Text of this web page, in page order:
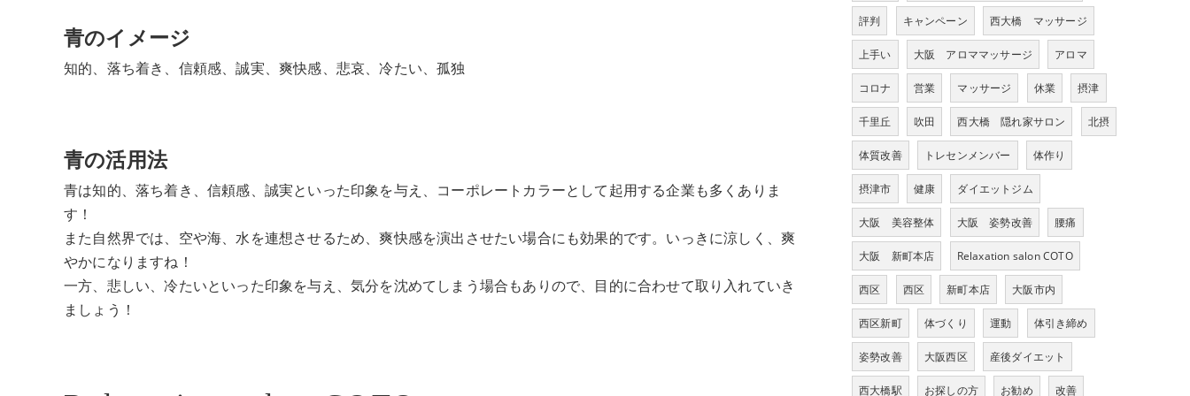
青のイメージ
知的、落ち着き、信頼感、誠実、爽快感、悲哀、冷たい、孤独
青の活用法
青は知的、落ち着き、信頼感、誠実といった印象を与え、コーポレートカラーとして起用する企業も多くありま
す！
また自然界では、空や海、水を連想させるため、爽快感を演出させたい場合にも効果的です。いっきに涼しく、爽
やかになりますね！
一方、悲しい、冷たいといった印象を与え、気分を沈めてしまう場合もありので、目的に合わせて取り入れていき
ましょう！
評判 キャンペーン 西大橋 マッサージ
上手い 大阪 アロママッサージ アロマ
コロナ 営業 マッサージ 休業 摂津
千里丘 吹田 西大橋 隠れ家サロン 北摂
体質改善 トレセンメンバー 体作り
摂津市 健康 ダイエットジム
大阪 美容整体 大阪 姿勢改善 腰痛
大阪 新町本店 Relaxation salon COTO
西区 西区 新町本店 大阪市内
西区新町 体づくり 運動 体引き締め
姿勢改善 大阪西区 産後ダイエット
西大橋駅 お探しの方 お勧め 改善